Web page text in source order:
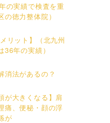
の実績で検査を重
徳力整体院）
リット】（北九州
年の実績）
法があるの？
が大きくなる】肩
痛、便秘・顔の浮
が